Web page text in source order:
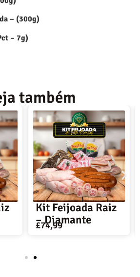
– (300g)
– 7g)
também
Kit Feijoada Raiz
– Ouro
£44,99